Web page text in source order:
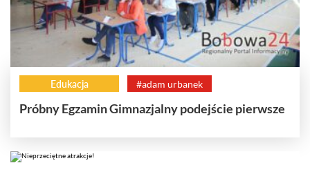
Edukacja #adam urbanek
Próbny Egzamin Gimnazjalny podejście pierwsze